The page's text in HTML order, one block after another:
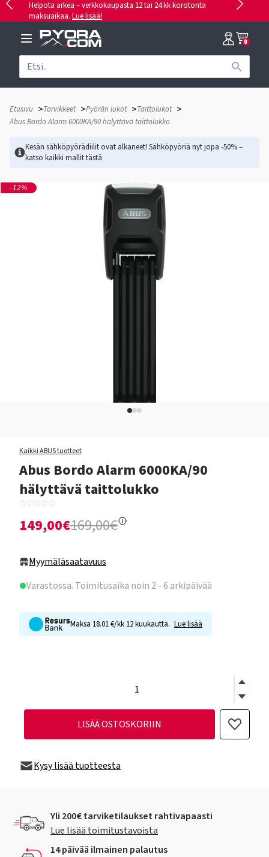
Helpota arkea – verkkokaupasta 12 tai 24 kk korotonta
maksuaikaa. Lue lisää!
0
Etusivu >Tarvikkeet >Pyörän lukot >Taittolukot >
Abus Bordo Alarm 6000KA/90 hälyttävä taittolukko
Kesän sähköpyörädiilit ovat alkaneet! Sähköpyöriä nyt jopa -50% –
katso kaikki mallittästä
-12%
Kaikki ABUS tuotteet
Abus Bordo Alarm 6000KA/90
hälyttävä taittolukko
149,00€169,00€
Myymäläsaatavuus
Varastossa. Toimitusaika noin 2 - 6 arkipäivää
Maksa 18.01 €/kk 12 kuukautta. Lue lisää
LISÄÄ OSTOSKORIIN
Kysy lisää tuotteesta
Yli 200€ tarviketilaukset rahtivapaasti
Lue lisää toimitustavoista
14 päivää ilmainen palautus